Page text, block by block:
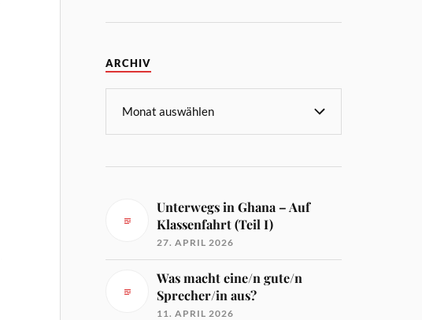
ARCHIV
Unterwegs in Ghana – Auf
Klassenfahrt (Teil I)
27. APRIL 2026
Was macht eine/n gute/n
Sprecher/in aus?
11. APRIL 2026